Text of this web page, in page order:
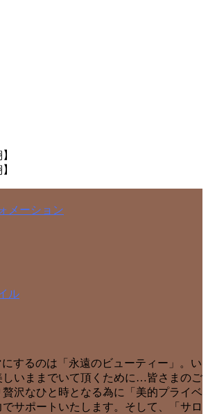
メーション
ル
するのは「永遠のビューティー」。い
しいままでいて頂くために…皆さまのご
沢なひと時となる為に「美的プライベ
サポートいたします。そして、「サロ